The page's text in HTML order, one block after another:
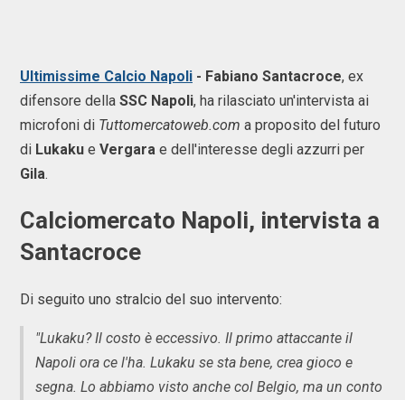
Ultimissime Calcio Napoli - Fabiano Santacroce, ex
difensore della SSC Napoli, ha rilasciato un'intervista ai
microfoni di Tuttomercatoweb.com a proposito del futuro
di Lukaku e Vergara e dell'interesse degli azzurri per
Gila.
Calciomercato Napoli, intervista a
Santacroce
Di seguito uno stralcio del suo intervento:
"Lukaku? Il costo è eccessivo. Il primo attaccante il
Napoli ora ce l'ha. Lukaku se sta bene, crea gioco e
segna. Lo abbiamo visto anche col Belgio, ma un conto